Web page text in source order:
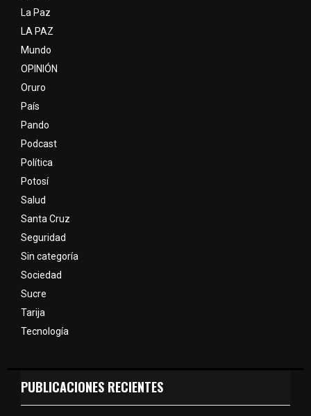
La Paz
LA PAZ
Mundo
OPINIÓN
Oruro
País
Pando
Podcast
Política
Potosí
Salud
Santa Cruz
Seguridad
Sin categoría
Sociedad
Sucre
Tarija
Tecnología
PUBLICACIONES RECIENTES